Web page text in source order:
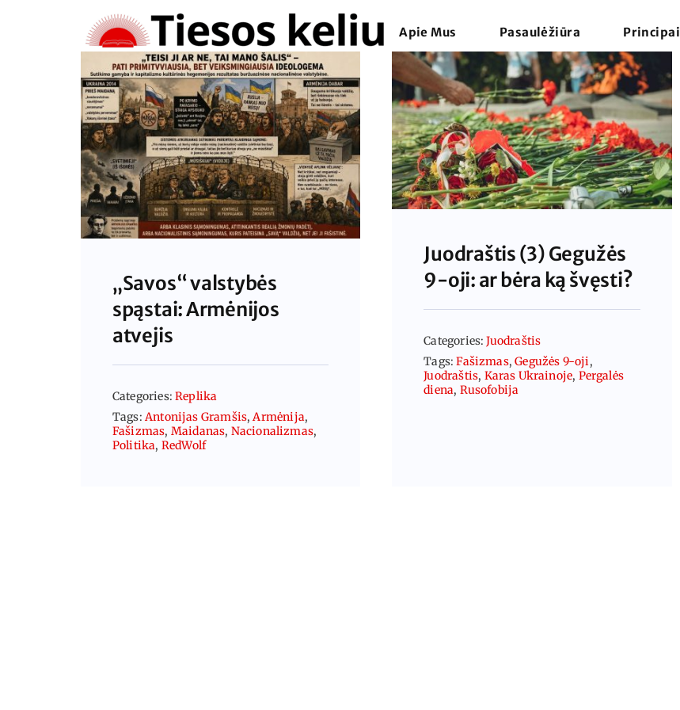
Apie Mus Pasaulėžiūra Principai
„Savos“ valstybės
spąstai: Armėnijos
atvejis
Categories:Replika
Tags:Antonijas Gramšis,Armėnija,
Fašizmas, Maidanas, Nacionalizmas,
Politika, RedWolf
Juodraštis (3) Gegužės
9-oji: ar bėra ką švęsti?
Categories:Juodraštis
Tags:Fašizmas,Gegužės 9-oji,
Juodraštis, Karas Ukrainoje, Pergalės
diena, Rusofobija